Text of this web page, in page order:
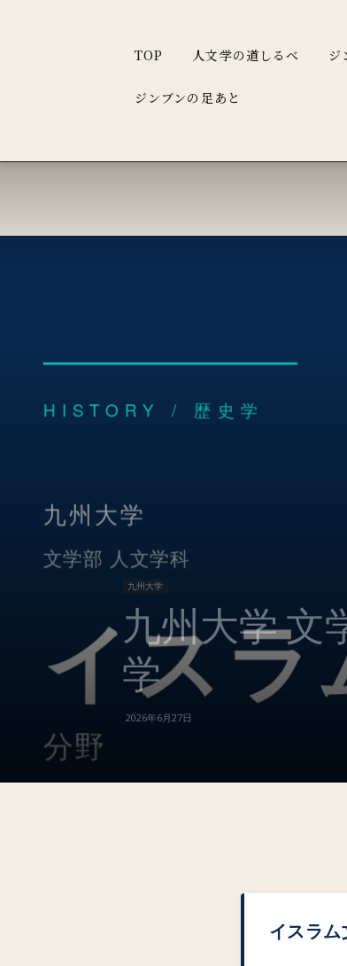
TOP 人文学の道しるべ ジ
ジンブンの足あと
九州大学
九州大学 文
学
2026年6月27日
イスラ